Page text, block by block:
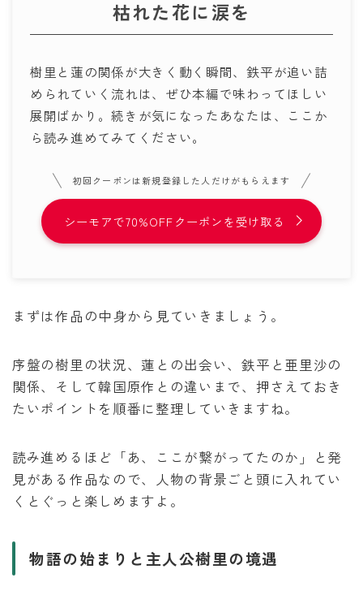
枯れた花に涙を
樹里と蓮の関係が大きく動く瞬間、鉄平が追い詰
められていく流れは、ぜひ本編で味わってほしい
展開ばかり。続きが気になったあなたは、ここか
ら読み進めてみてください。
初回クーポンは新規登録した人だけがもらえます
シーモアで70%OFFクーポンを受け取る
まずは作品の中身から見ていきましょう。
序盤の樹里の状況、蓮との出会い、鉄平と亜里沙の
関係、そして韓国原作との違いまで、押さえておき
たいポイントを順番に整理していきますね。
読み進めるほど「あ、ここが繋がってたのか」と発
見がある作品なので、人物の背景ごと頭に入れてい
くとぐっと楽しめますよ。
物語の始まりと主人公樹里の境遇